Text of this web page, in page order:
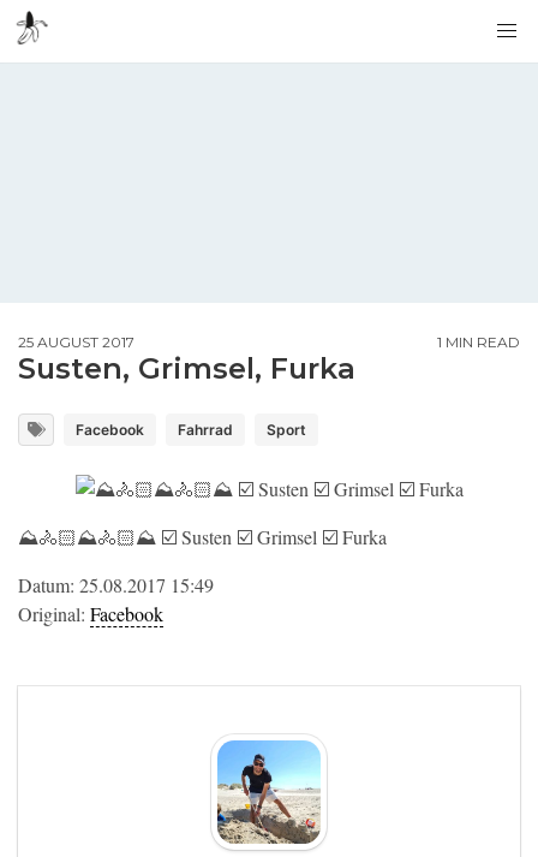
25 AUGUST 2017 1 MIN READ
Susten, Grimsel, Furka
Facebook Fahrrad Sport
⛰🚴🏻⛰🚴🏻⛰ ☑️ Susten ☑️ Grimsel ☑️ Furka
Datum: 25.08.2017 15:49
Original: Facebook